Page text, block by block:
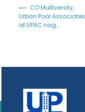
⟵ CO Multiversity,
Urban Poor Associates
at UPAC nag...